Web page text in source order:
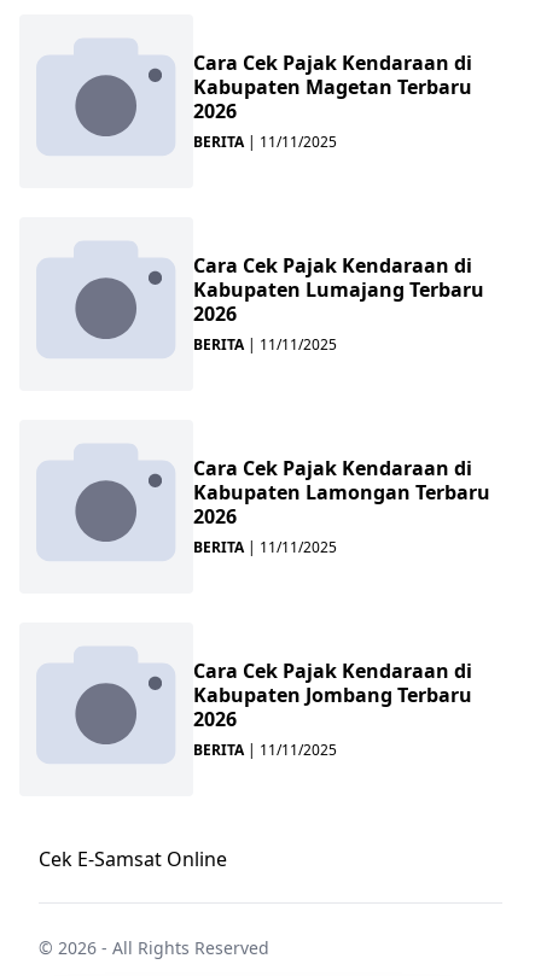
Cara Cek Pajak Kendaraan di
Kabupaten Magetan Terbaru
2026
BERITA| 11/11/2025
Cara Cek Pajak Kendaraan di
Kabupaten Lumajang Terbaru
2026
BERITA| 11/11/2025
Cara Cek Pajak Kendaraan di
Kabupaten Lamongan Terbaru
2026
BERITA| 11/11/2025
Cara Cek Pajak Kendaraan di
Kabupaten Jombang Terbaru
2026
BERITA| 11/11/2025
Cek E-Samsat Online
© 2026 - All Rights Reserved